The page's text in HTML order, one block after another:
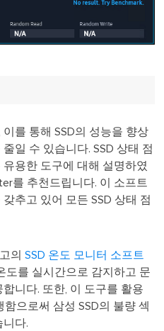
를 통해 SSD의 성능을 향상
일 수 있습니다. SSD 상태 점
용한 도구에 대해 설명하였
를 추천드립니다. 이 소프트
추고 있어 모든 SSD 상태 점
고의SSD 온도 모니터 소프트
도를 실시간으로 감지하고 문
니다. 또한, 이 도구를 활용
으로써 삼성 SSD의 불량 섹
니다.